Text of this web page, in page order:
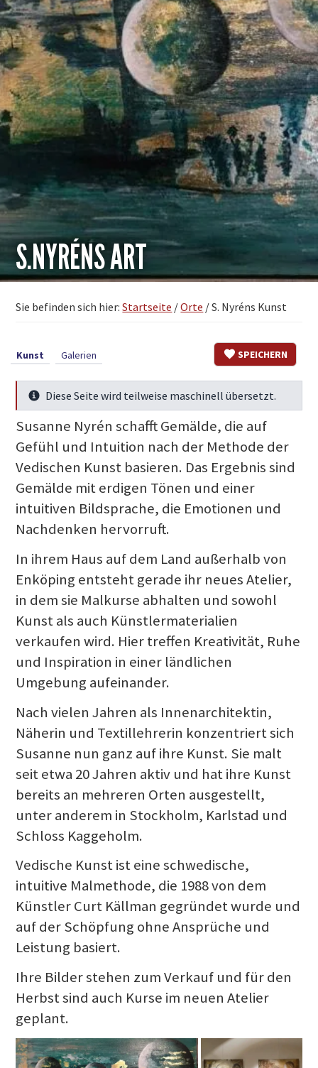
S.NYRÉNS ART
Sie befinden sich hier:Startseite /Orte /S. Nyréns Kunst
SPEICHERN
Kunst Galerien
Mehr Infos
Diese Seite wird teilweise maschinell übersetzt.
Susanne Nyrén schafft Gemälde, die auf
Gefühl und Intuition nach der Methode der
Vedischen Kunst basieren. Das Ergebnis sind
Gemälde mit erdigen Tönen und einer
intuitiven Bildsprache, die Emotionen und
Nachdenken hervorruft.
In ihrem Haus auf dem Land außerhalb von
Enköping entsteht gerade ihr neues Atelier,
in dem sie Malkurse abhalten und sowohl
Kunst als auch Künstlermaterialien
verkaufen wird. Hier treffen Kreativität, Ruhe
und Inspiration in einer ländlichen
Umgebung aufeinander.
Nach vielen Jahren als Innenarchitektin,
Näherin und Textillehrerin konzentriert sich
Susanne nun ganz auf ihre Kunst. Sie malt
seit etwa 20 Jahren aktiv und hat ihre Kunst
bereits an mehreren Orten ausgestellt,
unter anderem in Stockholm, Karlstad und
Schloss Kaggeholm.
Vedische Kunst ist eine schwedische,
intuitive Malmethode, die 1988 von dem
Künstler Curt Källman gegründet wurde und
auf der Schöpfung ohne Ansprüche und
Leistung basiert.
Ihre Bilder stehen zum Verkauf und für den
Herbst sind auch Kurse im neuen Atelier
geplant.